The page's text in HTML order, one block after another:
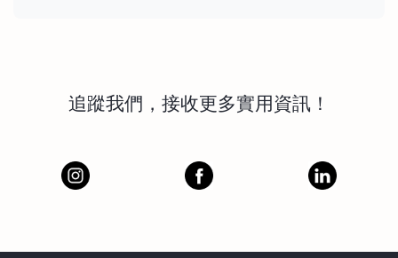
追蹤我們，接收更多實用資訊！